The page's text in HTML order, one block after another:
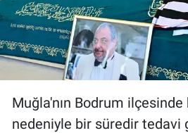
Muğla'nın Bodrum
nedeniyle bir süredir tedavi